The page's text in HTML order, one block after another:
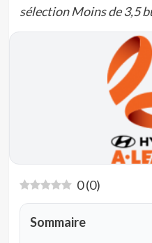
sélection Moins de 3,5
0(0)
Sommaire